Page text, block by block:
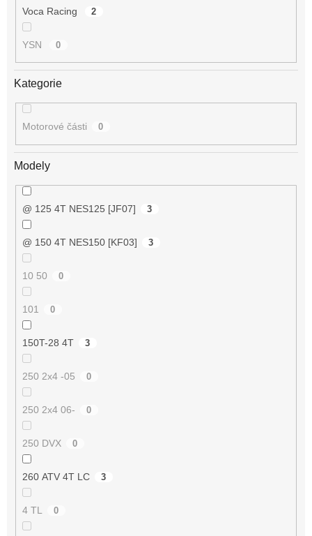
Voca Racing 2
YSN 0
Kategorie
Motorové části 0
Modely
@ 125 4T NES125 [JF07] 3
@ 150 4T NES150 [KF03] 3
10 50 0
101 0
150T-28 4T 3
250 2x4 -05 0
250 2x4 06- 0
250 DVX 0
260 ATV 4T LC 3
4 TL 0